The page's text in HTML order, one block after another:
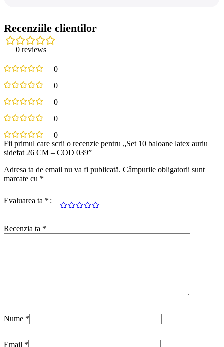
Recenziile clientilor
0 reviews
0
0
0
0
0
Fii primul care scrii o recenzie pentru „Set 10 baloane latex auriu
sidefat 26 CM – COD 039”
Adresa ta de email nu va fi publicată. Câmpurile obligatorii sunt
marcate cu *
Evaluarea ta *
Recenzia ta *
Nume *
Email *